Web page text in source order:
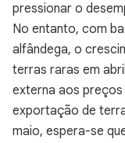
pressionar o
No entanto, com
alfândega, o
terras raras em
externa aos
exportação de
maio, espera-se